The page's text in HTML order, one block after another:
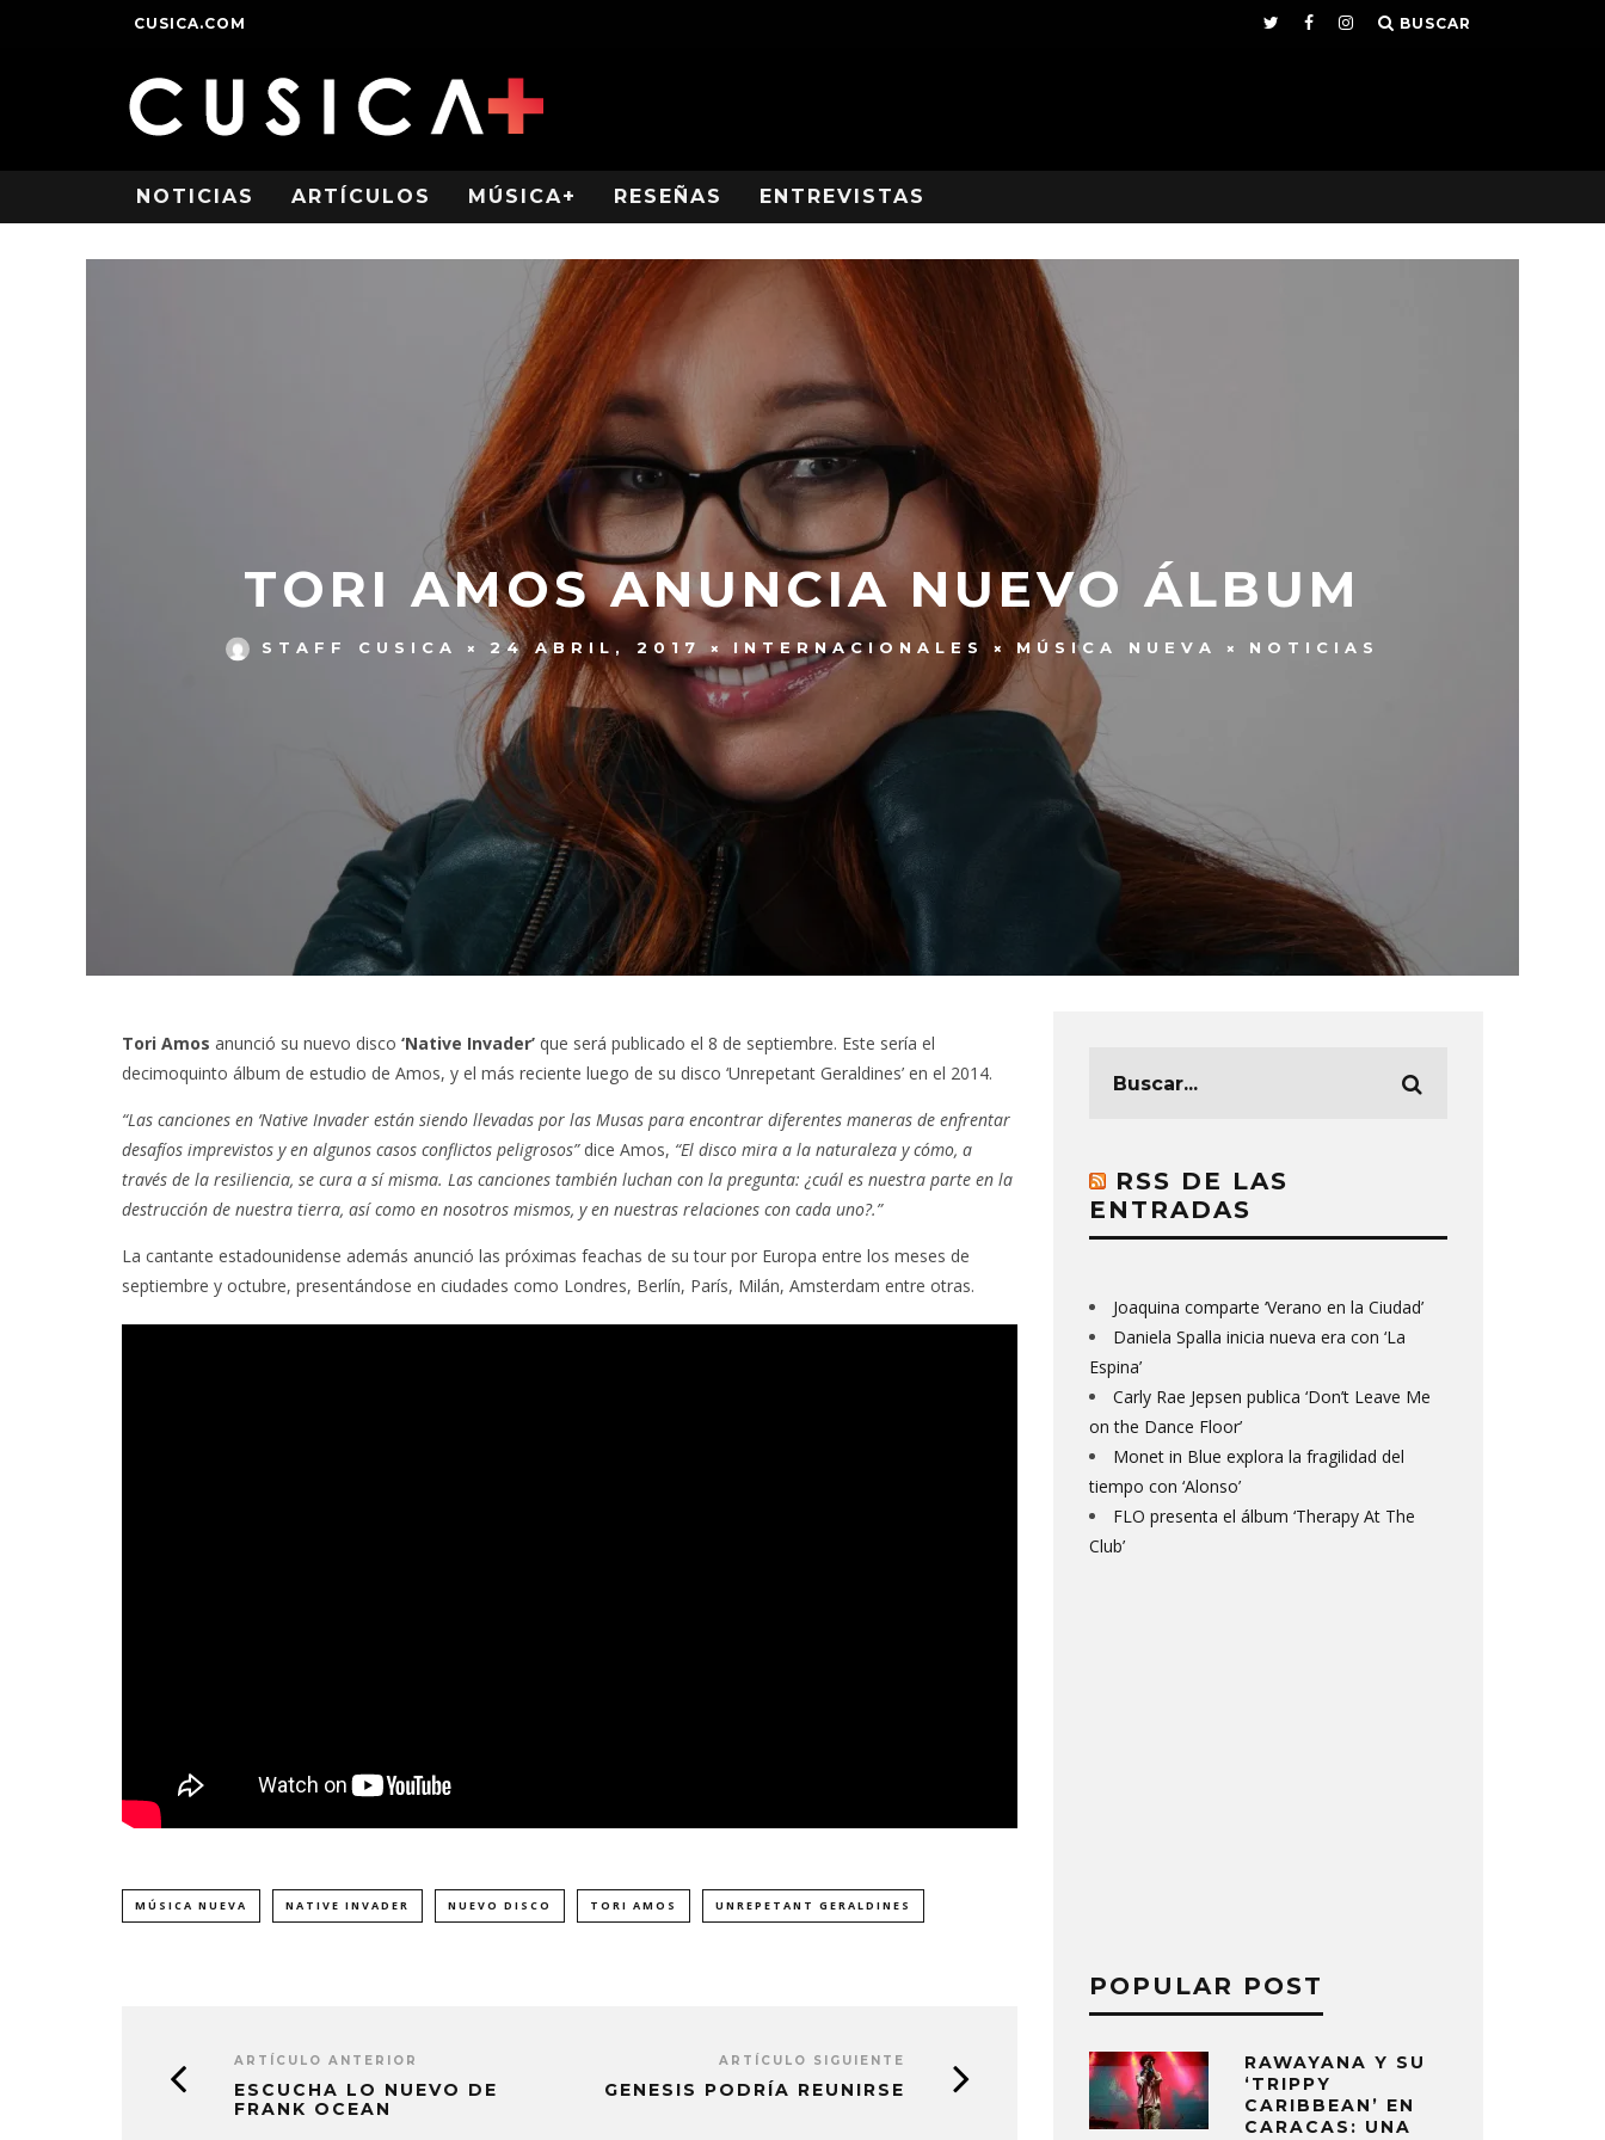
CUSICA.COM BUSCAR
NOTICIAS ARTÍCULOS MÚSICA+ RESEÑAS ENTREVISTAS
TORI AMOS ANUNCIA NUEVO ÁLBUM
STAFF CUSICA 24 ABRIL, 2017 INTERNACIONALES MÚSICA NUEVA NOTICIAS
Tori Amos anunció su nuevo disco ‘Native Invader’ que será publicado el 8 de septiembre. Este sería el
decimoquinto álbum de estudio de Amos, y el más reciente luego de su disco ‘Unrepetant Geraldines’ en el 2014.
“Las canciones en ‘Native Invader están siendo llevadas por las Musas para encontrar diferentes maneras de enfrentar
desafíos imprevistos y en algunos casos conflictos peligrosos”dice Amos, “El disco mira a la naturaleza y cómo, a
través de la resiliencia, se cura a sí misma. Las canciones también luchan con la pregunta: ¿cuál es nuestra parte en la
destrucción de nuestra tierra, así como en nosotros mismos, y en nuestras relaciones con cada uno?.”
La cantante estadounidense además anunció las próximas feachas de su tour por Europa entre los meses de
septiembre y octubre, presentándose en ciudades como Londres, Berlín, París, Milán, Amsterdam entre otras.
MÚSICA NUEVA NATIVE INVADER NUEVO DISCO TORI AMOS UNREPETANT GERALDINES
ARTÍCULO ANTERIOR
ESCUCHA LO NUEVO DE
FRANK OCEAN
ARTÍCULO SIGUIENTE
GENESIS PODRÍA REUNIRSE
RSS DE LAS
ENTRADAS
Joaquina comparte ‘Verano en la Ciudad’
Daniela Spalla inicia nueva era con ‘La
Espina’
Carly Rae Jepsen publica ‘Don’t Leave Me
on the Dance Floor’
Monet in Blue explora la fragilidad del
tiempo con ‘Alonso’
FLO presenta el álbum ‘Therapy At The
Club’
POPULAR POST
RAWAYANA Y SU
‘TRIPPY
CARIBBEAN’ EN
CARACAS: UNA